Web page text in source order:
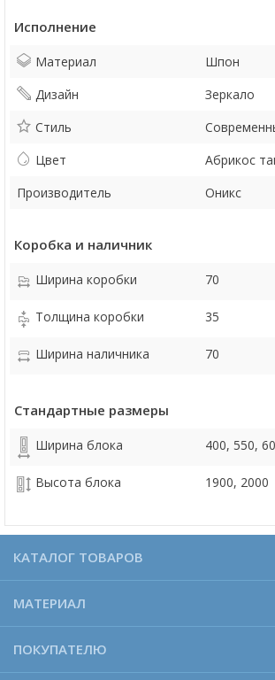
Исполнение
Материал
Шпон
Дизайн
Зеркало
Стиль
Цвет
Абрикос
Производитель
Оникс
Коробка и наличник
Ширина коробки 70
Толщина коробки 35
Ширина наличника 70
Стандартные размеры
Ширина блока 400, 550,
Высота блока 1900, 2000
КАТАЛОГ ТОВАРОВ
МАТЕРИАЛ
ПОКУПАТЕЛЮ